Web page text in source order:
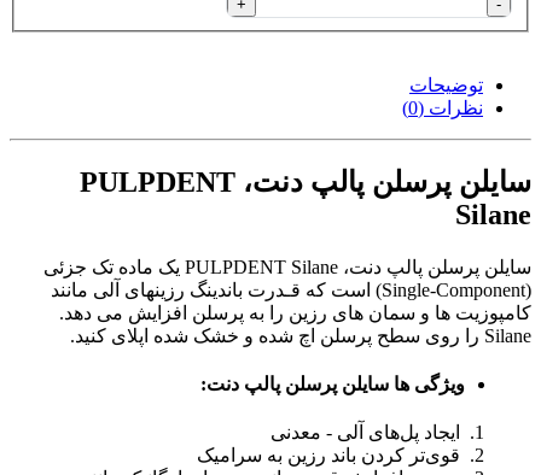
-
+
توضیحات
نظرات (0)
سایلن پرسلن پالپ دنت، PULPDENT
Silane
سایلن پرسلن پالپ دنت، PULPDENT Silane یک ماده تک جزئی
(Single-Component) است که قـدرت باندینگ رزینهای آلی مانند
کامپوزیت ها و سمان های رزین را به پرسلن افزایش می دهد.
Silane را روی سطح پرسلن اچ شده و خشک شده اپلای کنید.
ویژگی ها سایلن پرسلن پالپ دنت:
ایجاد پل‌های آلی - معدنی
قوی‌تر کردن باند رزین به سرامیک